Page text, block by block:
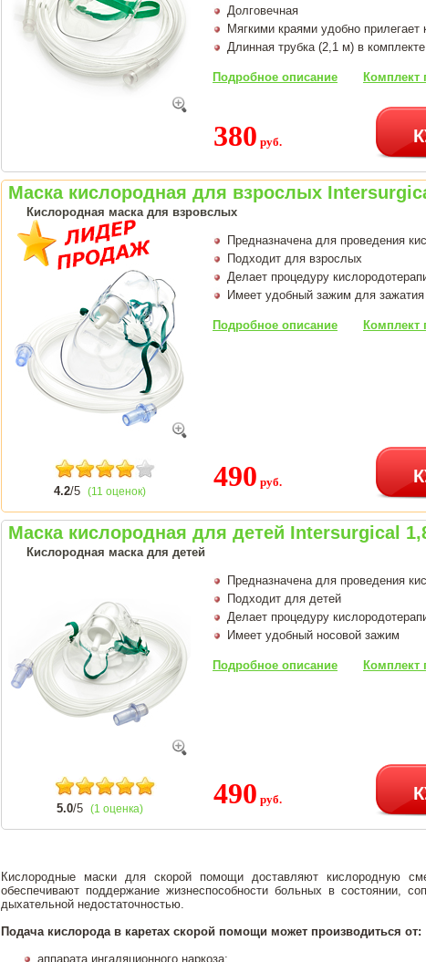
Долговечная
Мягкими краями удобно прилегает
Длинная трубка (2,1 м) в комплекте
Подробное описание Комплект
380 руб.
Маска кислородная для взрослых
Кислородная маска для взровслых
4.2/5 (11 оценок)
Предназначена для проведения
Подходит для взрослых
Делает процедуру
Имеет удобный зажим для зажатия
Подробное описание Комплект
490 руб.
Маска кислородная для детей Intersurgical
Кислородная маска для детей
5.0/5 (1 оценка)
Предназначена для проведения
Подходит для детей
Делает процедуру
Имеет удобный носовой зажим
Подробное описание Комплект
490 руб.
Кислородные маски для скорой помощи доставляют кислородную
обеспечивают поддержание жизнеспособности больных в состоянии,
дыхательной недостаточностью.
Подача кислорода в каретах скорой помощи может производиться от:
аппарата ингаляционного наркоза;